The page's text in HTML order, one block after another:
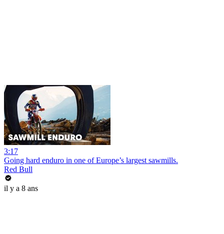
3:17
Going hard enduro in one of Europe’s largest sawmills.
Red Bull
il y a 8 ans